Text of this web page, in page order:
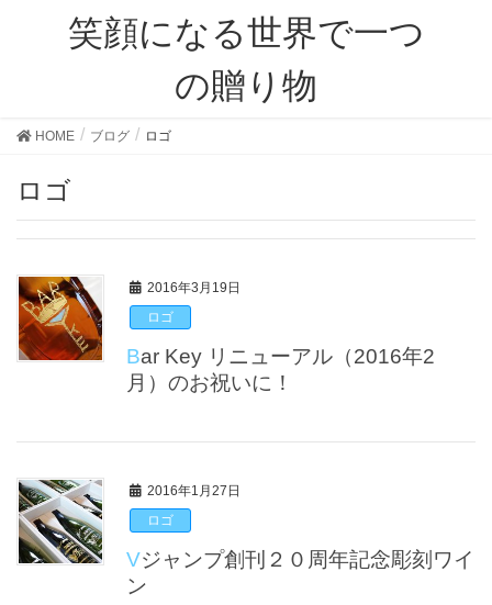
笑顔になる世界で一つ
の贈り物
HOME ブログ ロゴ
ロゴ
2016年3月19日
ロゴ
Bar Key リニューアル（2016年2
月）のお祝いに！
2016年1月27日
ロゴ
Vジャンプ創刊２０周年記念彫刻ワイ
ン